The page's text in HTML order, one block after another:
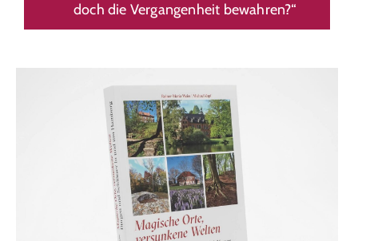
doch die Vergangenheit bewahren?“